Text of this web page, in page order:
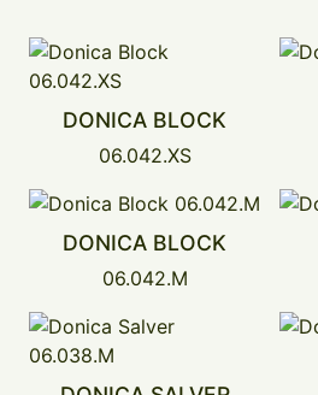
DONICA BLOCK
06.042.XS
DONICA BLOCK
06.042.M